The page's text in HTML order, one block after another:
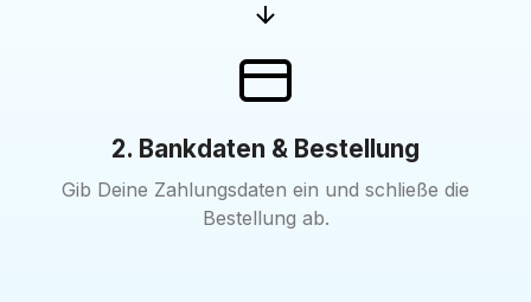
2. Bankdaten & Bestellung
Gib Deine Zahlungsdaten ein und schließe die
Bestellung ab.